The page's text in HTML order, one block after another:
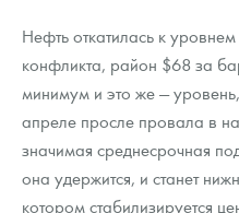
Нефть откатилась к
конфликта, район $68 за
минимум и это же —
апреле просле провала в
значимая среднесрочная
она удержится, и станет
котором стабилизируется